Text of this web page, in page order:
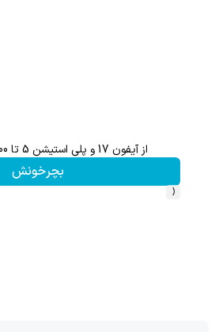
از آیفون 17 و پلی استیشن 5 تا 1000 دلار جایزه ببر
بچرخونش
‹